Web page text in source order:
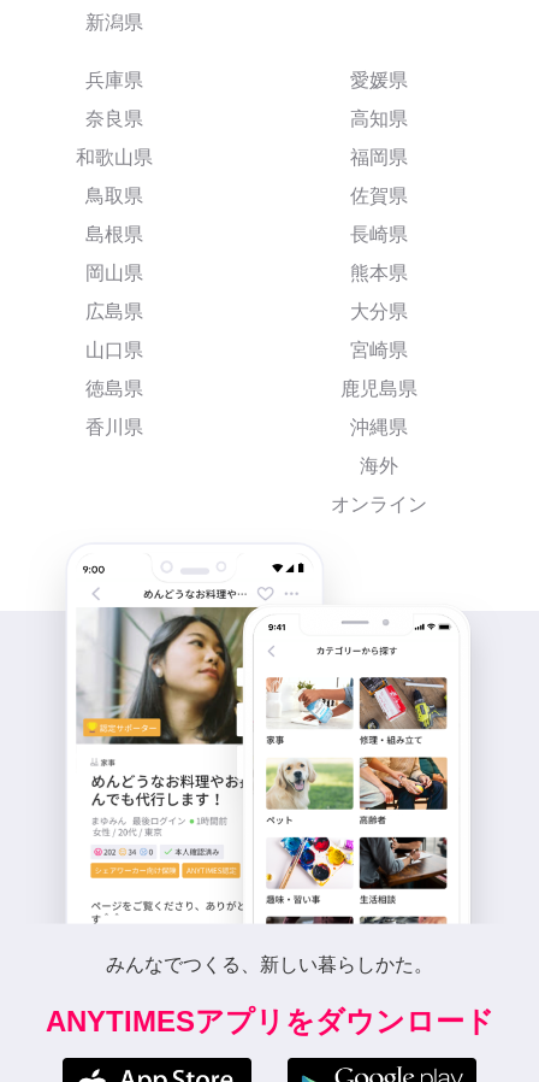
新潟県
兵庫県
奈良県
和歌山県
鳥取県
島根県
岡山県
広島県
山口県
徳島県
香川県
愛媛県
高知県
福岡県
佐賀県
長崎県
熊本県
大分県
宮崎県
鹿児島県
沖縄県
海外
オンライン
みんなでつくる、新しい暮らしかた。
ANYTIMESアプリをダウンロード